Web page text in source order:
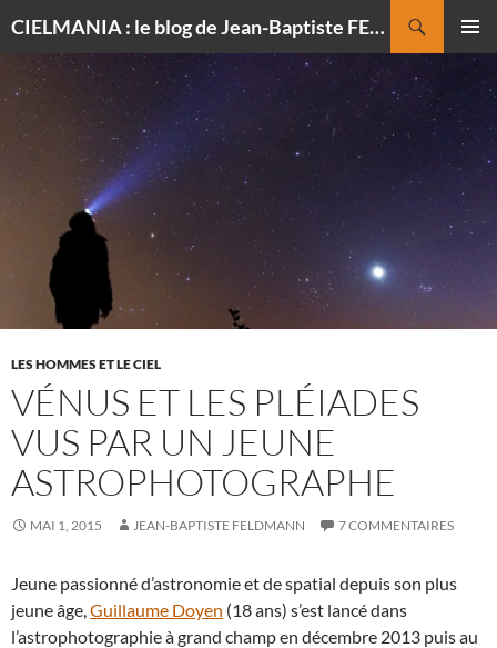
CIELMANIA : le blog de Jean-Baptiste FELDMANN, photographe du ciel
MENU
AU
CONTENU
LES HOMMES ET LE CIEL
VÉNUS ET LES PLÉIADES
VUS PAR UN JEUNE
ASTROPHOTOGRAPHE
MAI 1, 2015 JEAN-BAPTISTE FELDMANN 7 COMMENTAIRES
Jeune passionné d’astronomie et de spatial depuis son plus
jeune âge,Guillaume Doyen (18 ans) s’est lancé dans
l’astrophotographie à grand champ en décembre 2013 puis au